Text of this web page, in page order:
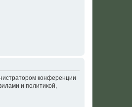
конференции
и политикой,